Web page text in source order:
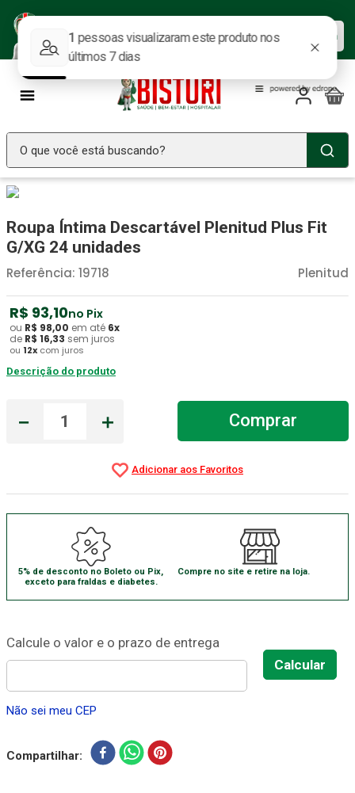
ofertas.
Baixar agora
O que você está buscando?
Roupa Íntima Descartável Plenitud Plus Fit
G/XG 24 unidades
Plenitud
Referência: 19718
R$ 93,10no Pix
ou R$ 98,00 em até 6x
de R$ 16,33 sem juros
ou 12x com juros
Descrição do produto
＋
－ Comprar
5% de desconto no Boleto ou Pix,
exceto para fraldas e diabetes.
Compre no site e retire na loja.
Não sei meu CEP
Compartilhar
2º Fralda Geriatrica
3º Luva Latex
4º Estetoscopio Littmann
5 º Aparelho Pressão
6º Littmann
7º Absorvente Geriatrico